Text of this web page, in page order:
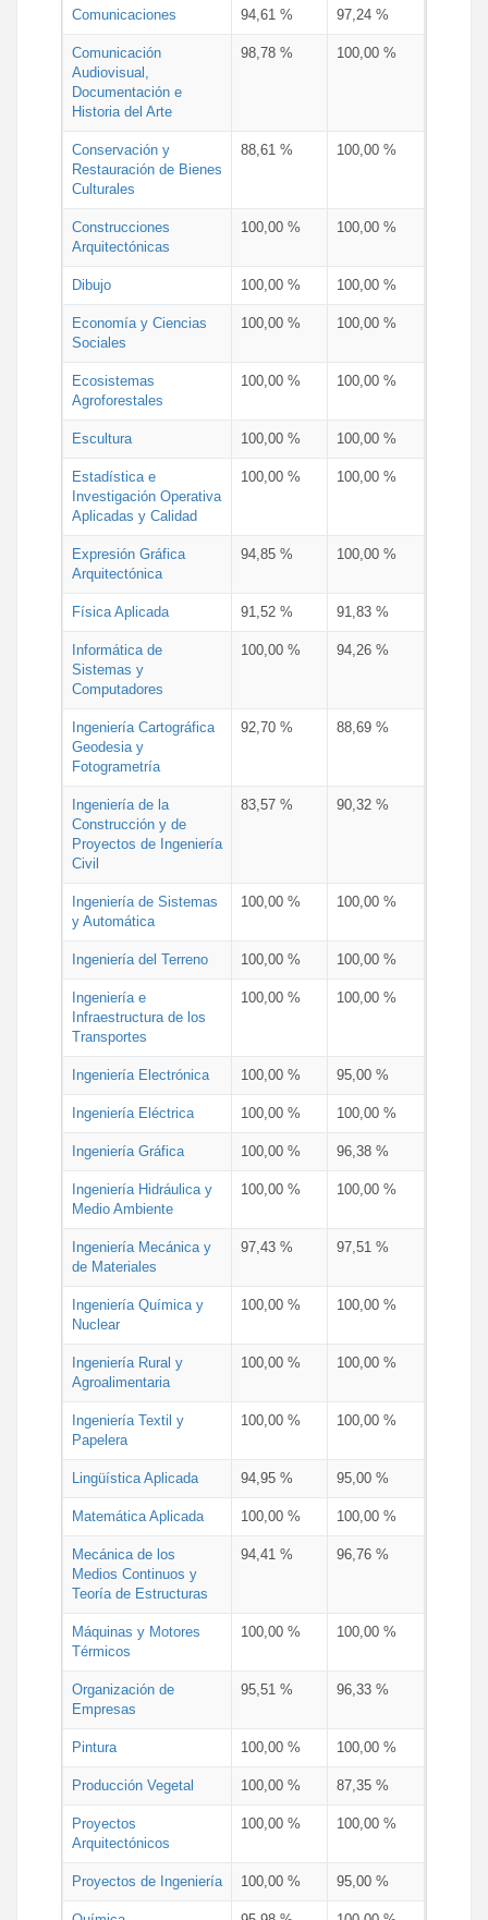
Comunicaciones 94,61 % 97,24 %
Comunicación
Audiovisual,
Documentación e
Historia del Arte
98,78 % 100,00 %
Conservación y
Restauración de Bienes
Culturales
88,61 % 100,00 %
Construcciones
Arquitectónicas
100,00 % 100,00 %
Dibujo 100,00 % 100,00 %
Economía y Ciencias
Sociales
100,00 % 100,00 %
Ecosistemas
Agroforestales
100,00 % 100,00 %
Escultura 100,00 % 100,00 %
Estadística e
Investigación Operativa
Aplicadas y Calidad
100,00 % 100,00 %
Expresión Gráfica
Arquitectónica
94,85 % 100,00 %
Física Aplicada 91,52 % 91,83 %
Informática de
Sistemas y
Computadores
100,00 % 94,26 %
Ingeniería Cartográfica
Geodesia y
Fotogrametría
92,70 % 88,69 %
Ingeniería de la
Construcción y de
Proyectos de Ingeniería
Civil
83,57 % 90,32 %
Ingeniería de Sistemas
y Automática
100,00 % 100,00 %
Ingeniería del Terreno 100,00 % 100,00 %
Ingeniería e
Infraestructura de los
Transportes
100,00 % 100,00 %
Ingeniería Electrónica 100,00 % 95,00 %
Ingeniería Eléctrica 100,00 % 100,00 %
Ingeniería Gráfica 100,00 % 96,38 %
Ingeniería Hidráulica y
Medio Ambiente
100,00 % 100,00 %
Ingeniería Mecánica y
de Materiales
97,43 % 97,51 %
Ingeniería Química y
Nuclear
100,00 % 100,00 %
Ingeniería Rural y
Agroalimentaria
100,00 % 100,00 %
Ingeniería Textil y
Papelera
100,00 % 100,00 %
Lingüística Aplicada 94,95 % 95,00 %
Matemática Aplicada 100,00 % 100,00 %
Mecánica de los
Medios Continuos y
Teoría de Estructuras
94,41 % 96,76 %
Máquinas y Motores
Térmicos
100,00 % 100,00 %
Organización de
Empresas
95,51 % 96,33 %
Pintura 100,00 % 100,00 %
Producción Vegetal 100,00 % 87,35 %
Proyectos
Arquitectónicos
100,00 % 100,00 %
Proyectos de Ingeniería 100,00 % 95,00 %